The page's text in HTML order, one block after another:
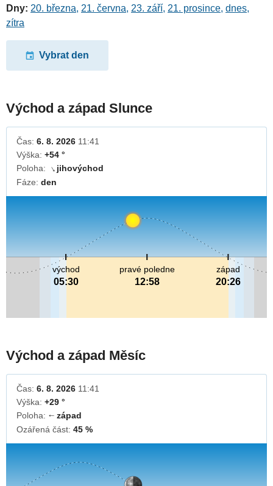
Dny: 20. března, 21. června, 23. září, 21. prosince, dnes,
zítra
Vybrat den
Východ a západ Slunce
Čas: 6. 8. 2026 11:41
Výška: +54 °
Poloha:
↓ jihovýchod
Fáze: den
pravé poledne
12:58
východ
05:30
západ
20:26
Východ a západ Měsíc
Čas: 6. 8. 2026 11:41
Výška: +29 °
Poloha:
↓západ
Ozářená část: 45 %